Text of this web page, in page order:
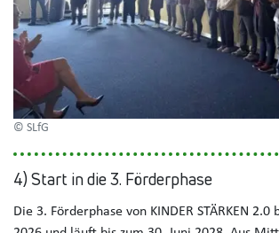
© SLfG
4) Start in die 3. Förderphase
Die 3. Förderphase von KINDER STÄRKEN